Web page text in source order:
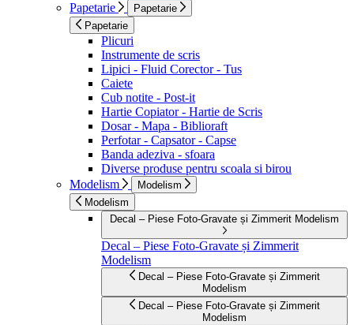
Papetarie
Papetarie
Papetarie
Plicuri
Instrumente de scris
Lipici - Fluid Corector - Tus
Caiete
Cub notite - Post-it
Hartie Copiator - Hartie de Scris
Dosar - Mapa - Biblioraft
Perfotar - Capsator - Capse
Banda adeziva - sfoara
Diverse produse pentru scoala si birou
Modelism
Modelism
Modelism
Decal – Piese Foto-Gravate și Zimmerit Modelism
Decal – Piese Foto-Gravate și Zimmerit
Modelism
Decal – Piese Foto-Gravate și Zimmerit
Modelism
Decal – Piese Foto-Gravate și Zimmerit
Modelism